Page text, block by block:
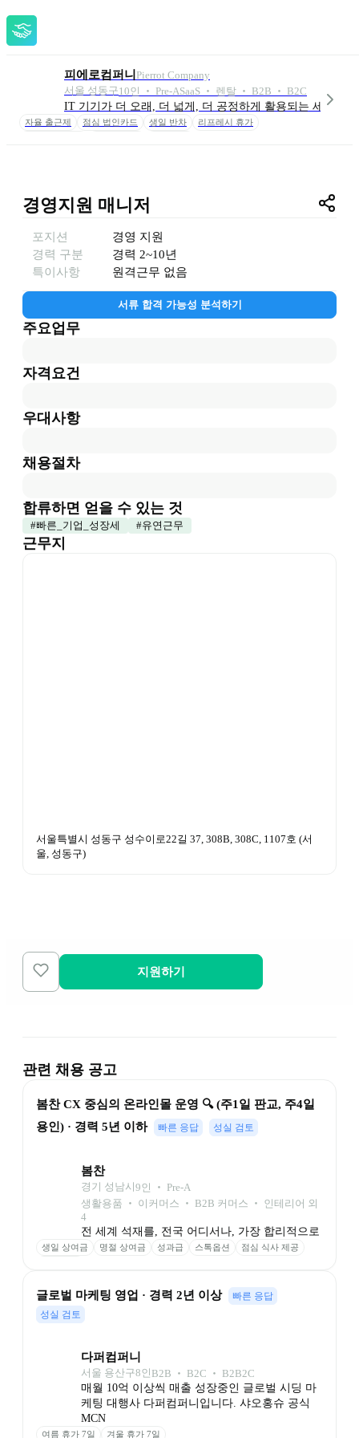
피에로컴퍼니 Pierrot Company
서울 성동구10인 ‧ Pre-ASaaS ‧ 렌탈 ‧ B2B ‧ B2C
IT 기기가 더 오래, 더 넓게, 더 공정하게 활용되는 세상을
자율 출근제 점심 법인카드 생일 반차
리프레시 휴가
경영지원 매니저
포지션
경영 지원
경력 구분
경력 2~10년
특이사항
원격근무 없음
서류 합격 가능성 분석하기
주요업무
자격요건
우대사항
채용절차
합류하면 얻을 수 있는 것
#빠른_기업_성장세 #유연근무
근무지
서울특별시 성동구 성수이로22길 37, 308B, 308C, 1107호 (서
울, 성동구)
지원하기
관련 채용 공고
봄찬 CX 중심의 온라인몰 운영 🔍 (주1일 판교, 주4일
용인) · 경력 5년 이하
빠른 응답 성실 검토
봄찬
경기 성남시 9인 ‧ Pre-A
생활용품 ‧ 이커머스 ‧ B2B 커머스 ‧ 인테리어 외
4
전 세계 석재를, 전국 어디서나, 가장 합리적으로
생일 상여금 명절 상여금 성과급 스톡옵션
점심 식사 제공
글로벌 마케팅 영업 · 경력 2년 이상
빠른 응답
성실 검토
다퍼컴퍼니
서울 용산구8인 B2B ‧ B2C ‧ B2B2C
매월 10억 이상씩 매출 성장중인 글로벌 시딩 마
케팅 대행사 다퍼컴퍼니입니다. 샤오홍슈 공식
MCN
여름 휴가 7일 겨울 휴가 7일